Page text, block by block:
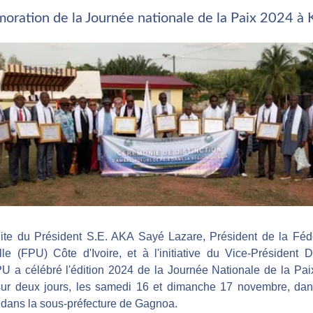
de la Journée nationale de la Paix 2024 à
du Président S.E. AKA Sayé Lazare, Président de la
(FPU) Côte d'Ivoire, et à l'initiative du Vice-Président
a célébré l'édition 2024 de la Journée Nationale de la
deux jours, les samedi 16 et dimanche 17 novembre,
la sous-préfecture de Gagnoa.